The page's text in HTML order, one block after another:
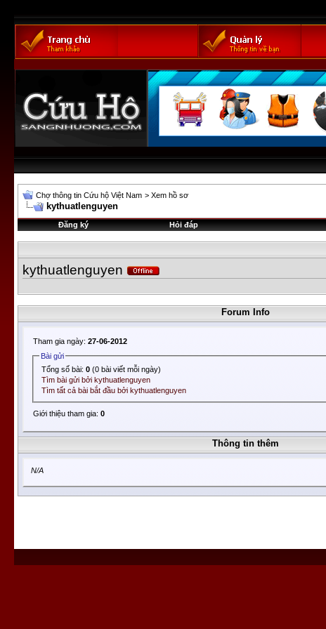
Chợ thông tin Cứu hộ Việt Nam > Xem hồ sơ
kythuatlenguyen
Đăng ký Hỏi đáp
kythuatlenguyen
Forum Info
Tham gia ngày: 27-06-2012
Bài gửi
Tổng số bài:0 (0 bài viết mỗi ngày)
Tìm bài gửi bởi kythuatlenguyen
Tìm tất cả bài bắt đầu bởi kythuatlenguyen
Giới thiệu tham gia: 0
Thông tin thêm
N/A